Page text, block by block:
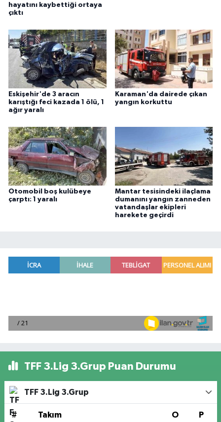
hayatını kaybettiği ortaya
çıktı
Eskişehir'de 3 aracın
karıştığı feci kazada 1 ölü, 1
ağır yaralı
Karaman'da dairede çıkan
yangın korkuttu
Otomobil boş kulübeye
çarptı: 1 yaralı
Mantar tesisindeki ilaçlama
dumanını yangın zanneden
vatandaşlar ekipleri
harekete geçirdi
TFF 3.Lig 3.Grup Puan Durumu
TFF 3.Lig 3.Grup
# Takım O P